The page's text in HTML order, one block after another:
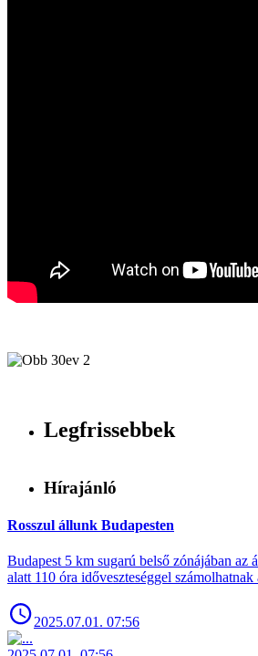
Legfrissebbek
Hírajánló
Rosszul állunk Budapesten
Budapest 5 km sugarú belső zónájában az
alatt 110 óra időveszteséggel
2025.07.01. 07:56